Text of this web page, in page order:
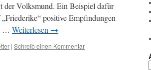
der Volksmund. Ein Beispiel dafür
positive Empfindungen
… Weiterlesen →
| Schreib einen Kommentar